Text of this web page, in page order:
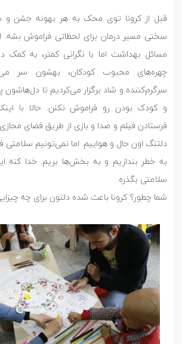
قبل از کرونا توی محک به هر بهونه جشن و
سختی مسیر درمان برای لحظاتی فراموش بشه.
مسائل بهداشت اما با نگرانی کمتر، به کمک
چهره‌های محبوب کودکان، بهشون سر
سرگرم‌کننده و شاد برگزار می‌کردیم تا
و کودک بودن رو فراموش نکنن. حالا با
فرستادن فیلم و صدا و بازی از طریق فضای
دلتنگ اون حال و هواییم. اما نمی‌تونیم سلامتی
به خطر بندازیم و به بخش‌ها بریم. خدا کنه
سلامتی بگذره.
شما چطور؟ کرونا باعث شده دلتون برای چه